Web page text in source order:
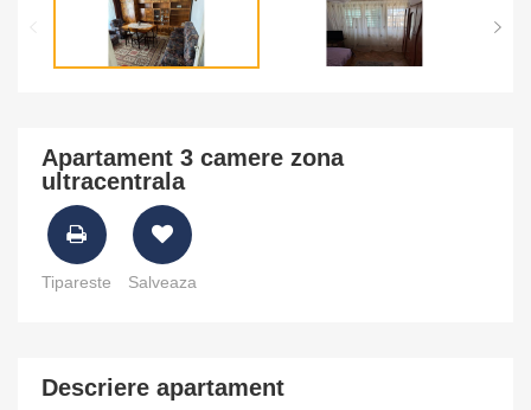
Apartament 3 camere zona
ultracentrala
Tipareste Salveaza
Descriere apartament